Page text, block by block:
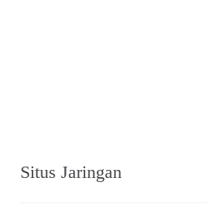
Situs Jaringan